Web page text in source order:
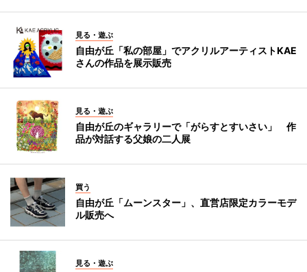
見る・遊ぶ
自由が丘「私の部屋」でアクリルアーティストKAE
さんの作品を展示販売
見る・遊ぶ
自由が丘のギャラリーで「がらすとすいさい」 作
品が対話する父娘の二人展
買う
自由が丘「ムーンスター」、直営店限定カラーモデ
ル販売へ
見る・遊ぶ